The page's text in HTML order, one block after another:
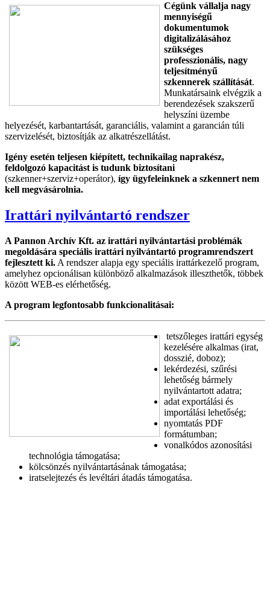
Cégünk vállalja nagy
mennyiségű
dokumentumok
digitalizálásához
szükséges
professzionális, nagy
teljesítményű
szkennerek szállítását.
Munkatársaink elvégzik a
berendezések szakszerű
helyszíni üzembe
helyezését, karbantartását, garanciális, valamint a garancián túli
szervizelését, biztosítják az alkatrészellátást.
Igény esetén teljesen kiépített, technikailag naprakész,
feldolgozó kapacitást is tudunk biztosítani
(szkenner+szerviz+operátor), így ügyfeleinknek a szkennert nem
kell megvásárolnia.
Irattári nyilvántartó rendszer
A Pannon Archív Kft. az irattári nyilvántartási problémák
megoldására speciális irattári nyilvántartó programrendszert
fejlesztett ki. A rendszer alapja egy speciális irattárkezelő program,
amelyhez opcionálisan különböző alkalmazások illeszthetők, többek
között WEB-es elérhetőség.
A program legfontosabb funkcionalitásai:
tetszőleges irattári egység
kezelésére alkalmas (irat,
dosszié, doboz);
lekérdezési, szűrési
lehetőség bármely
nyilvántartott adatra;
adat exportálási és
importálási lehetőség;
nyomtatás PDF
formátumban;
vonalkódos azonosítási
technológia támogatása;
kölcsönzés nyilvántartásának támogatása;
iratselejtezés és levéltári átadás támogatása.